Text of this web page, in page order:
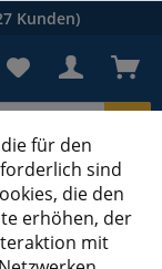
Kunden)
für den
sind
die den
erhöhen, der
mit